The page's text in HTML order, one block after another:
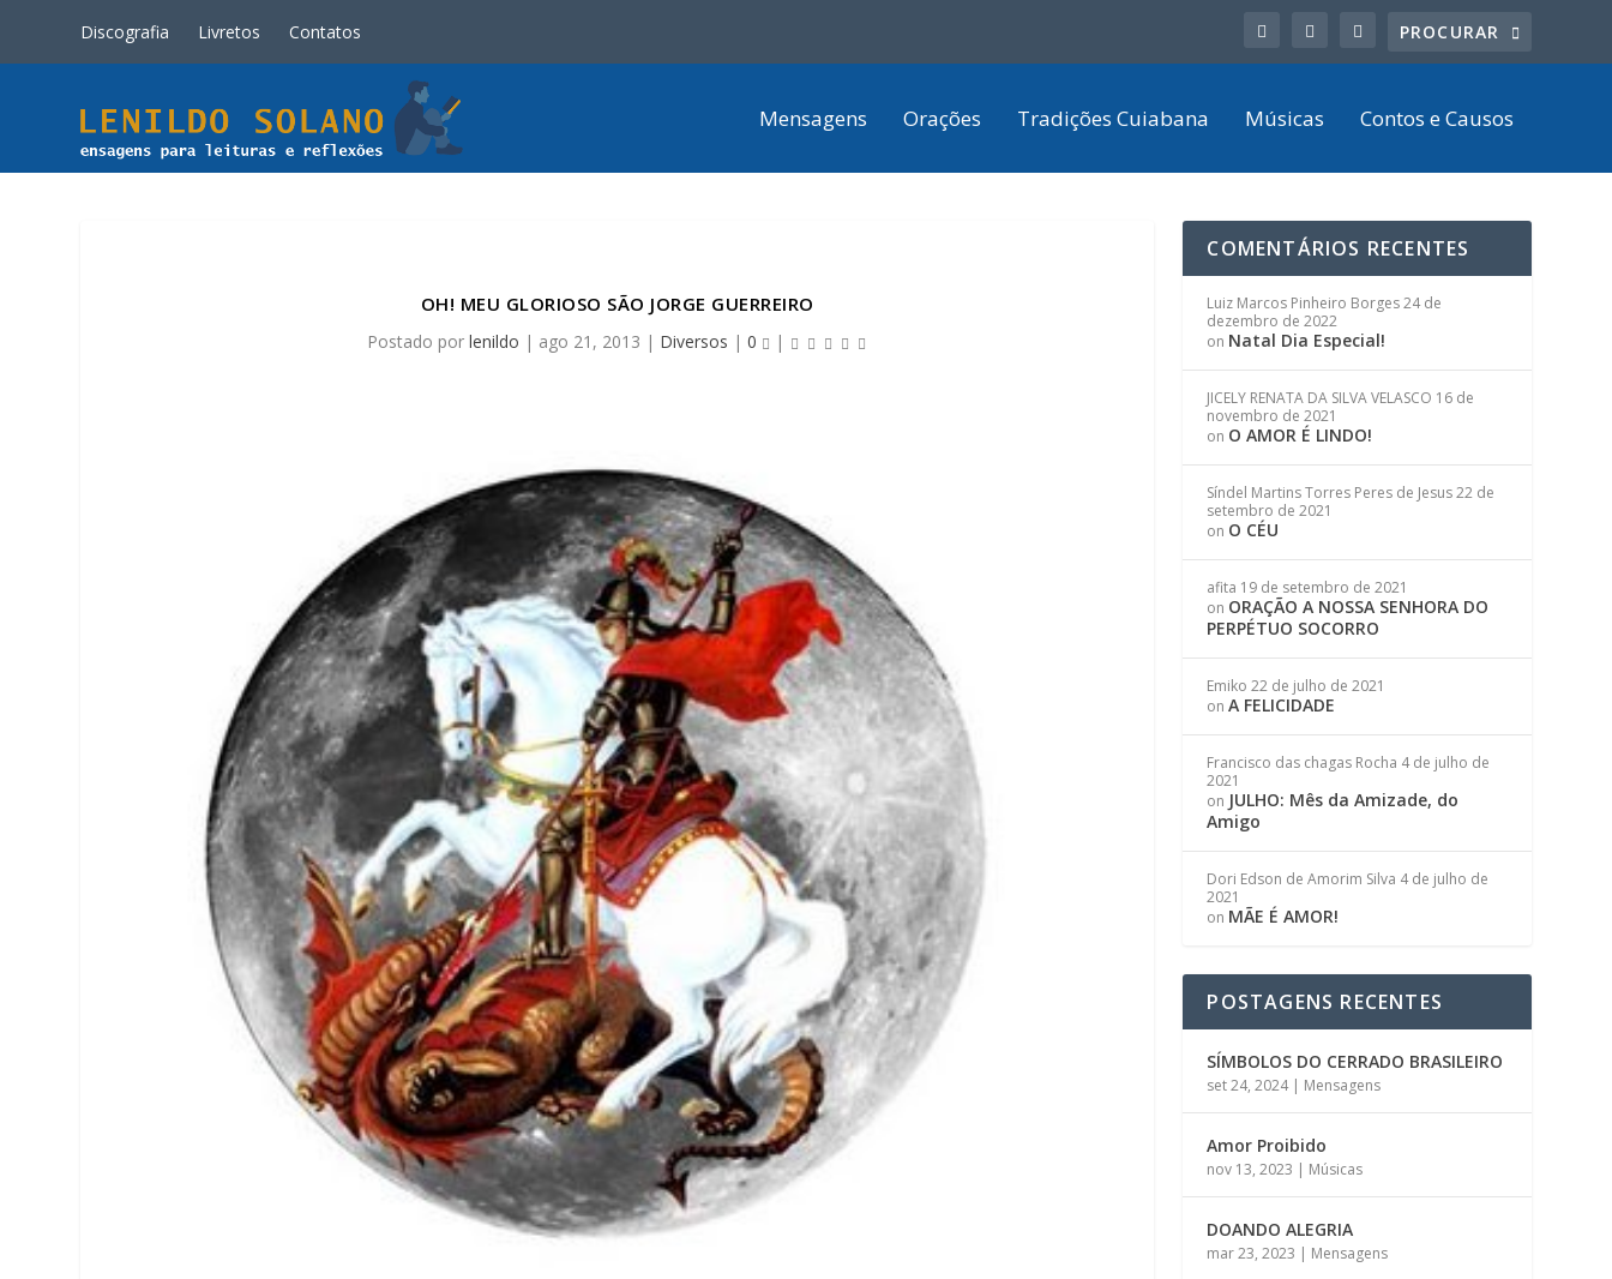
Discografia Livretos Contatos
Mensagens Orações Tradições Cuiabana Músicas Contos e Causos
OH! MEU GLORIOSO SÃO JORGE GUERREIRO
Postado por lenildo | ago 21, 2013 | Diversos | 0 |
COMENTÁRIOS RECENTES
Luiz Marcos Pinheiro Borges24 de
dezembro de 2022
on Natal Dia Especial!
JICELY RENATA DA SILVA VELASCO 16 de
novembro de 2021
on O AMOR É LINDO!
Síndel Martins Torres Peres de Jesus22 de
setembro de 2021
on O CÉU
afita 19 de setembro de 2021
on ORAÇÃO A NOSSA SENHORA DO
PERPÉTUO SOCORRO
Emiko 22 de julho de 2021
onA FELICIDADE
Francisco das chagas Rocha 4 de julho de
2021
on JULHO: Mês da Amizade, do
Amigo
Dori Edson de Amorim Silva 4 de julho de
2021
on MÃE É AMOR!
POSTAGENS RECENTES
SÍMBOLOS DO CERRADO BRASILEIRO
set 24, 2024| Mensagens
Amor Proibido
nov 13, 2023 | Músicas
DOANDO ALEGRIA
mar 23, 2023 | Mensagens